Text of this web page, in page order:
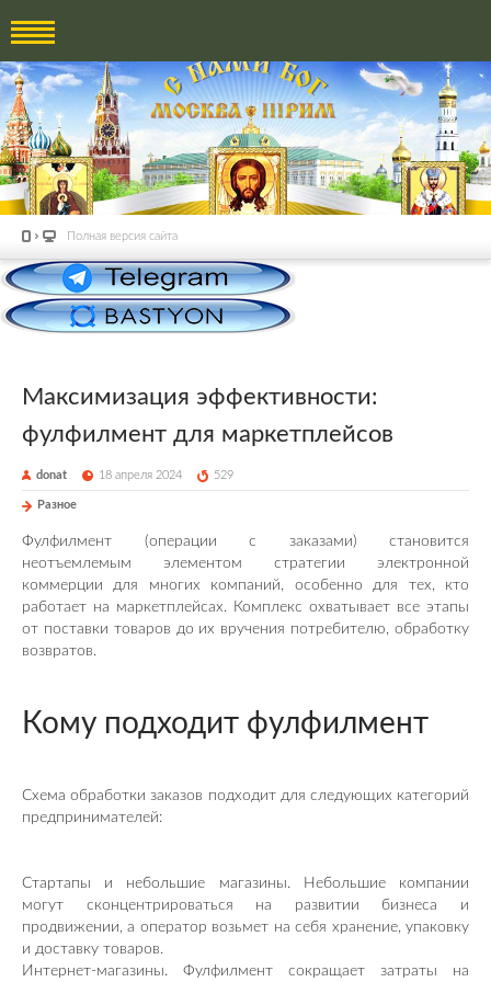
Полная версия сайта
Максимизация эффективности:
фулфилмент для маркетплейсов
donat 18 апреля 2024 529
Разное
Фулфилмент (операции с заказами) становится
неотъемлемым элементом стратегии электронной
коммерции для многих компаний, особенно для тех, кто
работает на маркетплейсах. Комплекс охватывает все этапы
от поставки товаров до их вручения потребителю, обработку
возвратов.
Кому подходит фулфилмент
Схема обработки заказов подходит для следующих категорий
предпринимателей:
Стартапы и небольшие магазины. Небольшие компании
могут сконцентрироваться на развитии бизнеса и
продвижении, а оператор возьмет на себя хранение, упаковку
и доставку товаров.
Интернет-магазины. Фулфилмент сокращает затраты на